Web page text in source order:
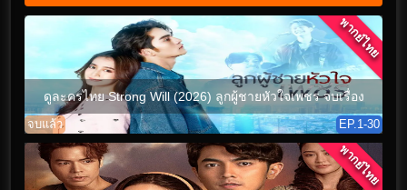
ดูละครไทย Strong Will (2026) ลูกผู้ชายหัวใจเพชร จบเรื่อง
จบแล้ว EP.1-30
พากย์ไทย
พากย์ไทย